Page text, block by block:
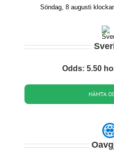
Söndag, 8 augusti
Odds: 5.50
HÄMTA